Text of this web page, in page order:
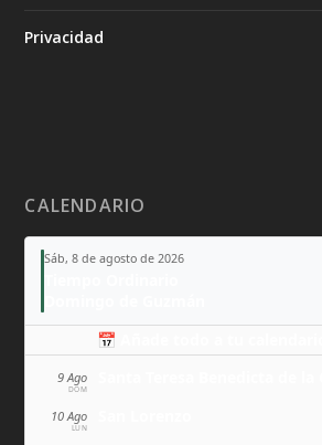
Privacidad
CALENDARIO
Sáb, 8 de agosto de 2026
📅 Añade todo a tu
9 Ago
DOM
10 Ago
LUN